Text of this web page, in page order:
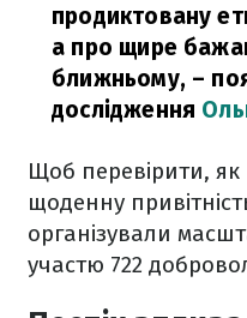
продиктовану
а про щире
ближньому, –
дослідження
Щоб перевірити, як
щоденну
організували
участю 722